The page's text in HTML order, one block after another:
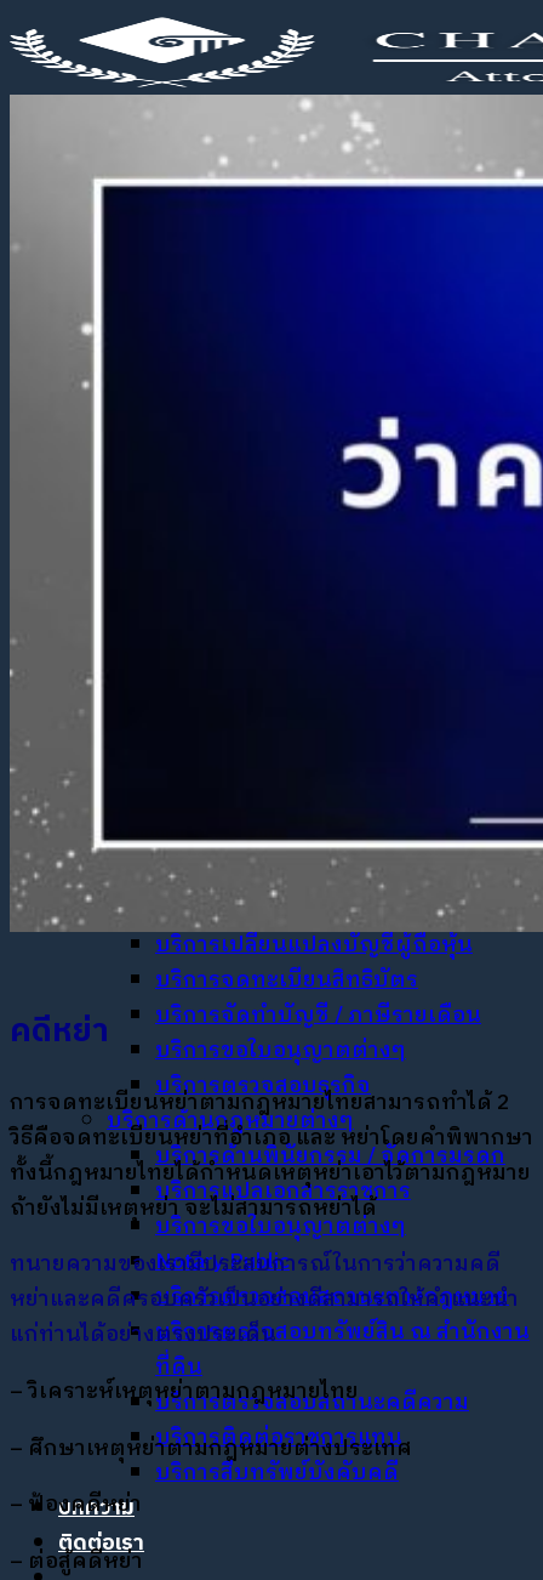
ข้าม
ไป
ยัง
บริการทนายความ คดีมรดก
บริการทนายความ คดีอำนาจปกครอง
บริการทนายความ คดีแรงงาน
บริการร่าง / ตรวจสัญญา
บริการจัดทำสัญญาจ้าง
บริการเปลี่ยนแปลงกรรมการบริษัท
บริการเปลี่ยนแปลงบัญชีผู้ถือหุ้น
บริการจดทะเบียนสิทธิบัตร
บริการจัดทำบัญชี / ภาษีรายเดือน
บริการขอใบอนุญาตต่างๆ
บริการตรวจสอบธุรกิจ
บริการด้านกฎหมายต่างๆ
บริการด้านพินัยกรรม / จัดการมรดก
บริการแปลเอกสารราชการ
บริการขอใบอนุญาตต่างๆ
Notary Public
บริการตรวจสอบสถานะทางกฎหมาย
บริการตรวจสอบทรัพย์สิน ณ สำนักงาน
ที่ดิน
บริการตรวจสอบสถานะคดีความ
บริการติดต่อราชการแทน
บริการสืบทรัพย์บังคับคดี
บทความ
ติดต่อเรา
คดีหย่า
การจดทะเบียนหย่าตามกฎหมายไทยสามารถทำได้2
วิธีคือจดทะเบียนหย่าที่อำเภอ และ หย่าโดยคำพิพากษา
ทั้งนี้กฎหมายไทยได้กำหนดเหตุหย่าเอาไว้ตามกฎหมาย
ถ้ายังไม่มีเหตุหย่า จะไม่สามารถหย่าได้
ทนายความของเรามีประสบการณ์ในการว่าความคดี
หย่าและคดีครอบครัวเป็นอย่างดีสามารถให้คำแนะนำ
แก่ท่านได้อย่างตรงประเด็น
–วิเคราะห์เหตุหย่าตามกฎหมายไทย
– ศึกษาเหตุหย่าตามกฎหมายต่างประเทศ
– ฟ้องคดีหย่า
– ต่อสู้คดีหย่า